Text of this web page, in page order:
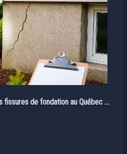
de fondation au Québec ...